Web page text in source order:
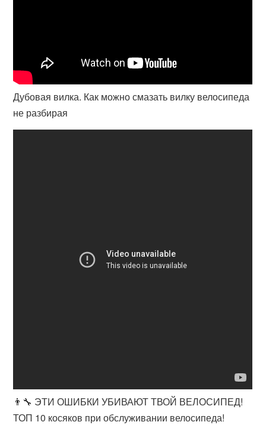
Дубовая вилка. Как можно смазать вилку велосипеда
не разбирая
👨‍🔧 ЭТИ ОШИБКИ УБИВАЮТ ТВОЙ ВЕЛОСИПЕД!
ТОП 10 косяков при обслуживании велосипеда!